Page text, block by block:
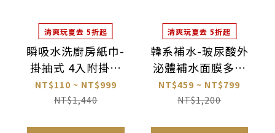
清爽玩夏去 5折起
瞬吸水洗廚房紙巾-
掛抽式 4入附掛勾
(超取最多19包)_力
可潔
NT$110 ~ NT$999
NT$1,440
清爽玩夏去 5折起
韓系補水-玻尿酸外
泌體補水面膜多入
組_PASKIN
NT$459 ~ NT$799
NT$1,200